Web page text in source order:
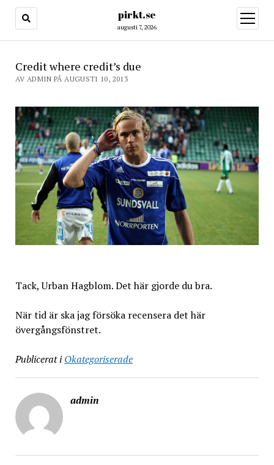
pirkt.se
augusti 7, 2026
öppna
meny
Credit where credit’s due
AV ADMIN PÅ AUGUSTI 10, 2013
Tack, Urban Hagblom. Det här gjorde du bra.
När tid är ska jag försöka recensera det här
övergångsfönstret.
Publicerat i Okategoriserade
admin